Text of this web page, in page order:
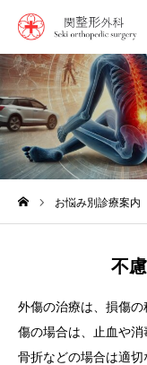
お悩み別診療案内
不
外傷の治療は、損傷
傷の場合は、止血や消
骨折などの場合は適
0968-64-0237
診療案内
おしらせ
おしらせ